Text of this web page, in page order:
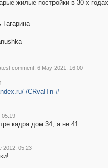
жилые постройки в 30-х
comment: 6 May 2021, 16:00
CRvaITn-#
05:19
кадра дом 34, а не 41
2012, 05:23